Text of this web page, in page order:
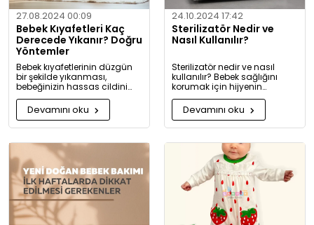
27.08.2024 00:09
Bebek Kıyafetleri Kaç
Derecede Yıkanır? Doğru
Yöntemler
Bebek kıyafetlerinin düzgün
bir şekilde yıkanması,
bebeğinizin hassas cildini
korumak için oldukça
önemlidir. Bu rehberde, bebek
giysilerinizi nasıl ve hangi
koşullarda yıkamanız
bilgiler bulacaksınız.
Devamını oku
24.10.2024 17:42
Sterilizatör Nedir ve
Nasıl Kullanılır?
Sterilizatör nedir ve nasıl
kullanılır? Bebek sağlığını
korumak için hijyenin
önemini keşfedin. Buharlı ve
UV sterilizatörlerle mikroplara
karşı tam koruma!
Devamını oku